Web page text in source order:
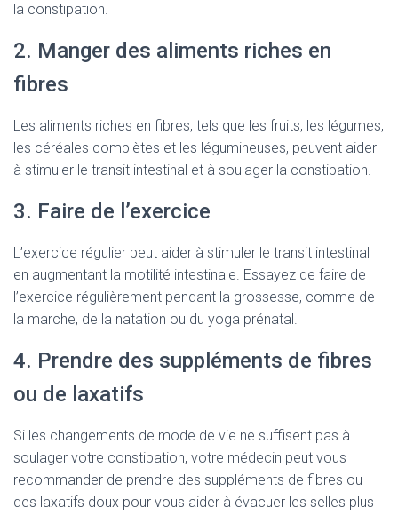
la constipation.
2. Manger des aliments riches en
fibres
Les aliments riches en fibres, tels que les fruits, les légumes,
les céréales complètes et les légumineuses, peuvent aider
à stimuler le transit intestinal et à soulager la constipation.
3. Faire de l’exercice
L’exercice régulier peut aider à stimuler le transit intestinal
en augmentant la motilité intestinale. Essayez de faire de
l’exercice régulièrement pendant la grossesse, comme de
la marche, de la natation ou du yoga prénatal.
4. Prendre des suppléments de fibres
ou de laxatifs
Si les changements de mode de vie ne suffisent pas à
soulager votre constipation, votre médecin peut vous
recommander de prendre des suppléments de fibres ou
des laxatifs doux pour vous aider à évacuer les selles plus